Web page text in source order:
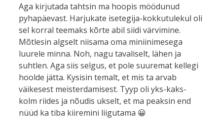
Aga kirjutada tahtsin ma hoopis möödunud
pyhapäevast. Harjukate isetegija-kokkutulekul oli
sel korral teemaks kõrte abil siidi värvimine.
Mõtlesin algselt niisama oma miniinimesega
luurele minna. Noh, nagu tavaliselt, lähen ja
suhtlen. Aga siis selgus, et pole suuremat kellegi
hoolde jätta. Kysisin temalt, et mis ta arvab
väikesest meisterdamisest. Tyyp oli yks-kaks-
kolm riides ja nõudis ukselt, et ma peaksin end
nüüd ka tiba kiiremini liigutama 😀